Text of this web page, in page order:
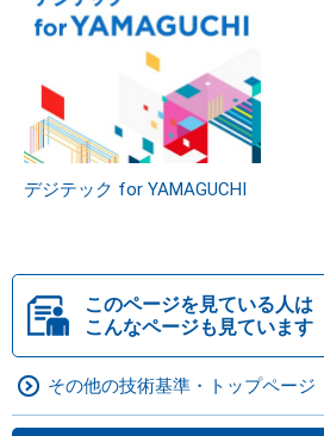
デジテック for YAMAGUCHI
このページを見ている人は
こんなページも見ています
その他の技術基準・トップページ